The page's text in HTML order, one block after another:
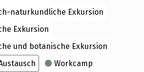
naturkundliche Exkursion
Exkursion
und botanische Exkursion
Workcamp